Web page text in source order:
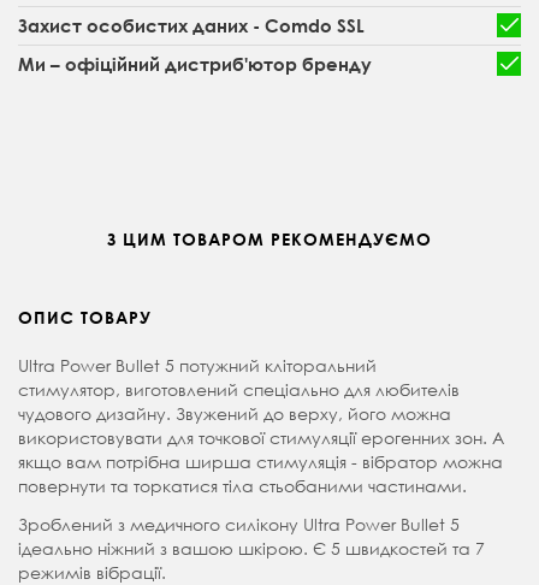
Захист особистих даних - Comdo SSL
Ми – офіційний дистриб'ютор бренду
З ЦИМ ТОВАРОМ РЕКОМЕНДУЄМО
ОПИС ТОВАРУ
Ultra Power Bullet 5 потужний кліторальний
стимулятор, виготовлений спеціально для любителів
чудового дизайну. Звужений до верху, його можна
використовувати для точкової стимуляції ерогенних зон. А
якщо вам потрібна ширша стимуляція - вібратор можна
повернути та торкатися тіла стьобаними частинами.
Зроблений з медичного силікону Ultra Power Bullet 5
ідеально ніжний з вашою шкірою. Є 5 швидкостей та 7
режимів вібрації.